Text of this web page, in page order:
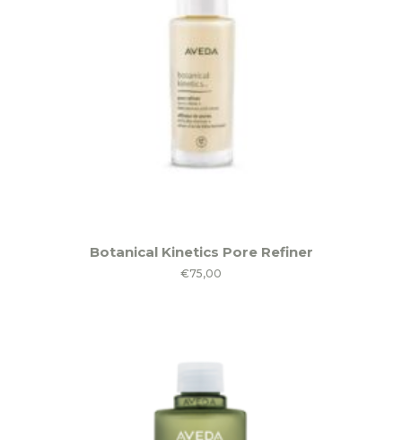
Botanical Kinetics Pore Refiner
€75,00